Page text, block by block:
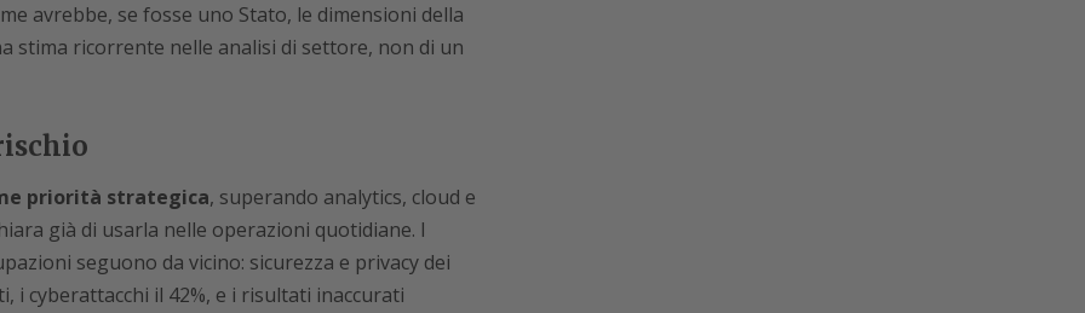
avrebbe, se fosse uno Stato, le dimensioni della
stima ricorrente nelle analisi di settore, non di un
priorità strategica, superando analytics, cloud e
già di usarla nelle operazioni quotidiane. I
seguono da vicino: sicurezza e privacy dei
i cyberattacchi il 42%, e i risultati inaccurati